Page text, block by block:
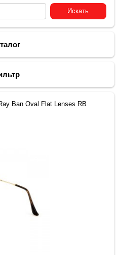
Ban Oval Flat Lenses RB